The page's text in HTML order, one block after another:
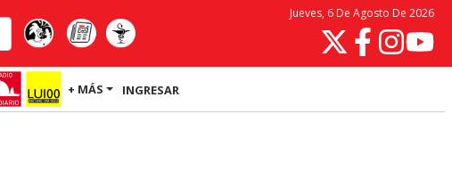
Jueves, 6 De Agosto De 2026
+ MÁS INGRESAR